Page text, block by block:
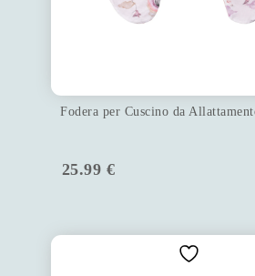
Fodera per Cuscino da
25.99 €